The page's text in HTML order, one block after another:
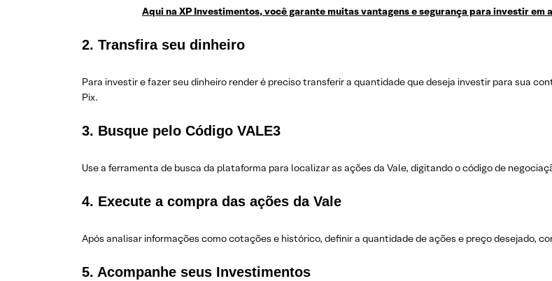
Aqui na XP Investimentos, você garante muitas vantagens e segurança para investir em
2. Transfira seu dinheiro
Para investir e fazer seu dinheiro render é preciso transferir a quantidade que deseja investir para sua
Pix.
3. Busque pelo Código VALE3
Use a ferramenta de busca da plataforma para localizar as ações da Vale, digitando o código de
4. Execute a compra das ações da Vale
Após analisar informações como cotações e histórico, definir a quantidade de ações e preço desejado,
5. Acompanhe seus Investimentos